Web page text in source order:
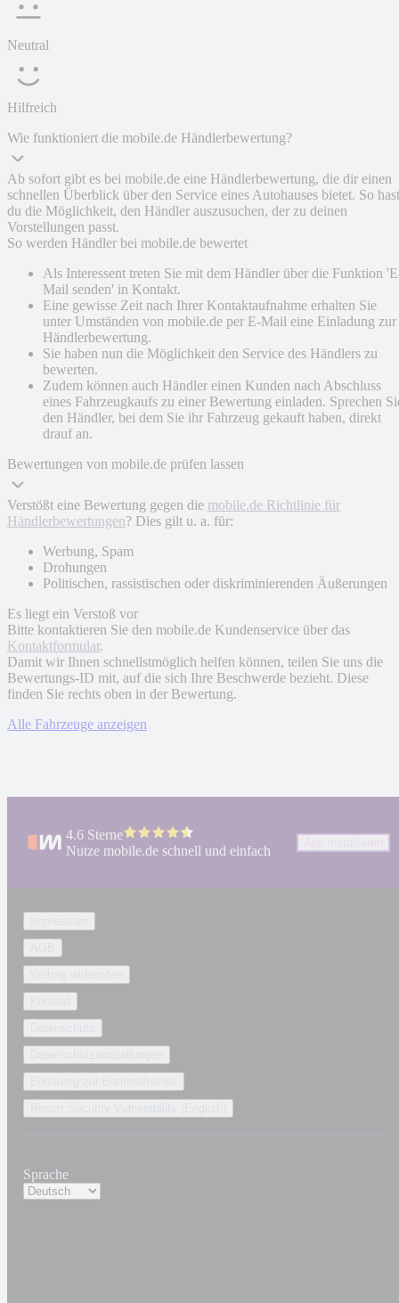
Neutral
Hilfreich
Wie funktioniert die mobile.de Händlerbewertung?
Ab sofort gibt es bei mobile.de eine Händlerbewertung, die dir einen
schnellen Überblick über den Service eines Autohauses bietet. So hast
du die Möglichkeit, den Händler auszusuchen, der zu deinen
Vorstellungen passt.
So werden Händler bei mobile.de bewertet
Als Interessent treten Sie mit dem Händler über die Funktion
Mail senden' in Kontakt.
Eine gewisse Zeit nach Ihrer Kontaktaufnahme erhalten Sie
unter Umständen von mobile.de per E-Mail eine Einladung zur
Händlerbewertung.
Sie haben nun die Möglichkeit den Service des Händlers zu
bewerten.
Zudem können auch Händler einen Kunden nach Abschluss
eines Fahrzeugkaufs zu einer Bewertung einladen. Sprechen
den Händler, bei dem Sie ihr Fahrzeug gekauft haben, direkt
drauf an.
Bewertungen von mobile.de prüfen lassen
Verstößt eine Bewertung gegen die mobile.de Richtlinie für
Händlerbewertungen? Dies gilt u. a. für:
Werbung, Spam
Drohungen
Politischen, rassistischen oder diskriminierenden Äußerungen
Es liegt ein Verstoß vor
Bitte kontaktieren Sie den mobile.de Kundenservice über das
Kontaktformular.
Damit wir Ihnen schnellstmöglich helfen können, teilen Sie uns die
Bewertungs-ID mit, auf die sich Ihre Beschwerde bezieht. Diese
finden Sie rechts oben in der Bewertung.
Alle Fahrzeuge anzeigen
4.6 Sterne
Nutze mobile.de schnell und einfach
Sprache